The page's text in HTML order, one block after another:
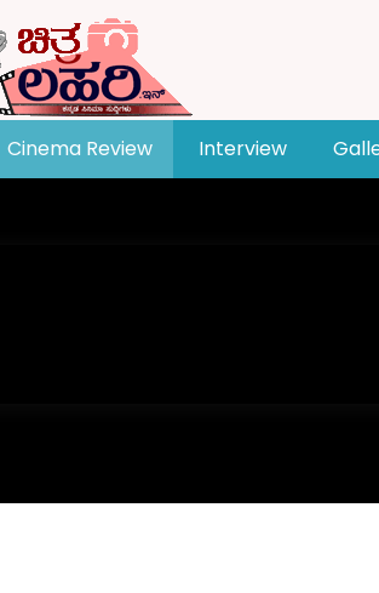
Cinema Review Interview